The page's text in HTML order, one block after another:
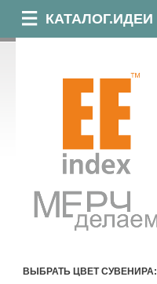
КАТАЛОГ.ИДЕИ
ВЫБРАТЬ ЦВЕТ СУВЕНИРА: